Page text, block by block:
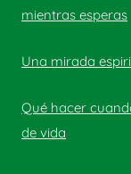
mientras esperas
Una mirada
Qué hacer
de vida